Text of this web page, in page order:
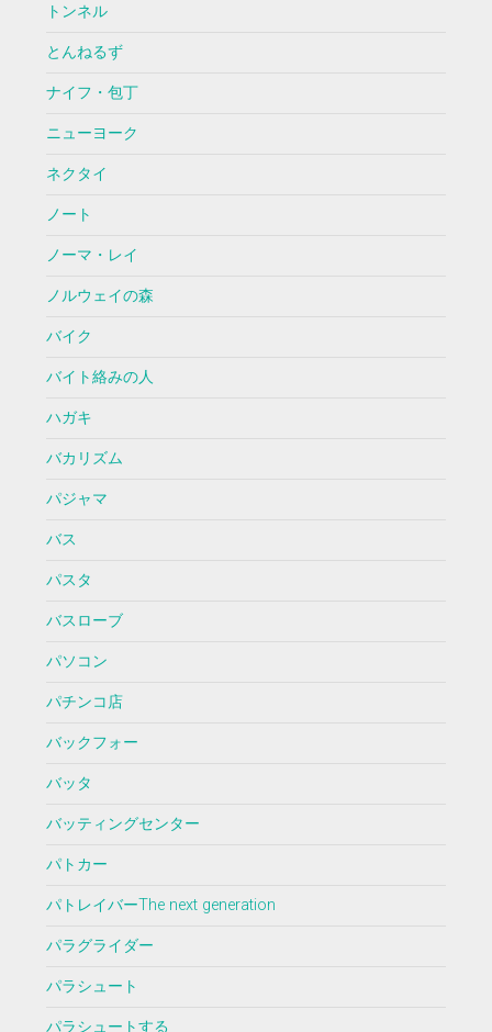
トンネル
とんねるず
ナイフ・包丁
ニューヨーク
ネクタイ
ノート
ノーマ・レイ
ノルウェイの森
バイク
バイト絡みの人
ハガキ
バカリズム
パジャマ
バス
パスタ
バスローブ
パソコン
パチンコ店
バックフォー
バッタ
バッティングセンター
パトカー
パトレイバーThe next generation
パラグライダー
パラシュート
パラシュートする